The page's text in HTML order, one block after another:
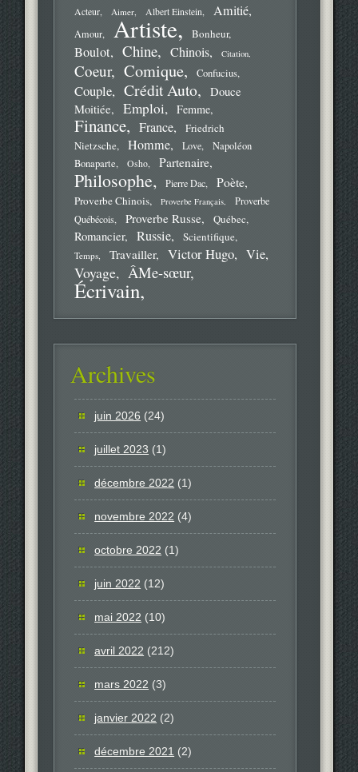
Acteur Aimer Albert Einstein Amitié
Amour Artiste Bonheur
Boulot Chine Chinois Citation
Coeur Comique Confucius
Couple Crédit Auto
Douce
Moitiée
Emploi Femme
Finance France
Friedrich
Nietzsche
Homme Love
Napoléon
Bonaparte
Osho Partenaire
Philosophe Pierre Dac Poète
Proverbe Chinois Proverbe Français
Proverbe
Québécois
Proverbe Russe Québec
Romancier Russie Scientifique
Temps Travailler Victor Hugo Vie
Voyage ÂMe-sœur
Écrivain
Archives
juin 2026 (24)
juillet 2023 (1)
décembre 2022 (1)
novembre 2022 (4)
octobre 2022 (1)
juin 2022 (12)
mai 2022 (10)
avril 2022 (212)
mars 2022 (3)
janvier 2022 (2)
décembre 2021 (2)